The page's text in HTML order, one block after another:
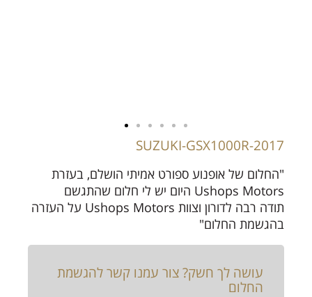
SUZUKI-GSX1000R-2017
"החלום של אופנוע ספורט אמיתי הושלם, בעזרת
Ushops Motors היום יש לי חלום שהתגשם
תודה רבה לדורון וצוות Ushops Motors על העזרה
בהגשמת החלום"
עושה לך חשק? צור עמנו קשר להגשמת
החלום